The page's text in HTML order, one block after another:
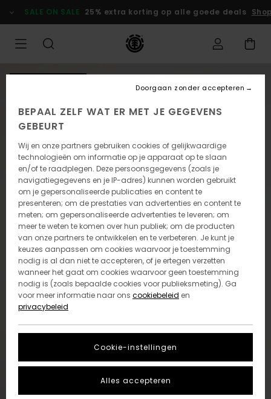
naar
Productinformatie
SALE ON SALE 25% extra korting op alle goede deals
BEPAAL ZELF WAT ER MET JE GEGEVENS
GEBEURT
Wij en onze partners gebruiken cookies of gelijkwaardige
technologieën om informatie op je apparaat op te slaan
en/of te raadplegen. Deze persoonsgegevens (zoals je
navigatiegegevens en je IP-adres) kunnen worden gebruikt
om je gepersonaliseerde publicaties en content te
presenteren; om de prestaties van advertenties en content te
meten; om gepersonaliseerde advertenties te leveren; om
meer te weten te komen over hun publiek; om de producten
van onze partners te ontwikkelen en te verbeteren. Je kunt je
keuzes aanpassen om cookies waarvoor je toestemming
nodig is al dan niet te accepteren, of je ertegen verzetten
wanneer het gaat om cookies waarvoor geen toestemming
nodig is (zoals bepaalde cookies voor publieksmeting). Ga
voor meer informatie naar ons cookiebeleid en
privacybeleid
Cookie-instellingen
Doorgaan zonder accepteren
Alles accepteren